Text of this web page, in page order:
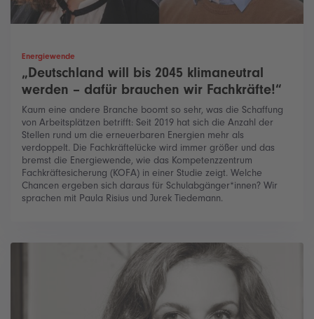
Energiewende
„Deutschland will bis 2045 klimaneutral
werden – dafür brauchen wir Fachkräfte!“
Kaum eine andere Branche boomt so sehr, was die Schaffung
von Arbeitsplätzen betrifft: Seit 2019 hat sich die Anzahl der
Stellen rund um die erneuerbaren Energien mehr als
verdoppelt. Die Fachkräftelücke wird immer größer und das
bremst die Energiewende, wie das Kompetenzzentrum
Fachkräftesicherung (KOFA) in einer Studie zeigt. Welche
Chancen ergeben sich daraus für Schulabgänger*innen? Wir
sprachen mit Paula Risius und Jurek Tiedemann.